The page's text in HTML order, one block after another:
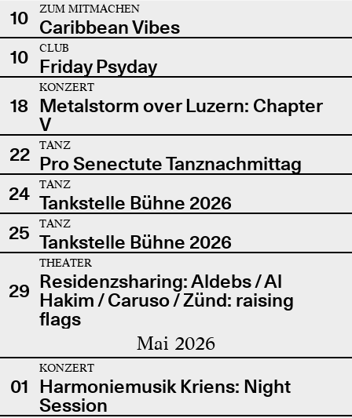
10
ZUM MITMACHEN
Caribbean Vibes
10
CLUB
Friday Psyday
18
KONZERT
Metalstorm over Luzern: Chapter
V
22
TANZ
Pro Senectute Tanznachmittag
24
TANZ
Tankstelle Bühne 2026
25
TANZ
Tankstelle Bühne 2026
29
THEATER
Residenzsharing: Aldebs / Al
Hakim / Caruso / Zünd: raising
flags
Mai 2026
01
KONZERT
Harmoniemusik Kriens: Night
Session